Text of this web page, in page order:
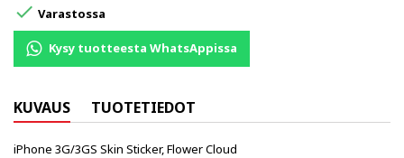
 Varastossa
Kysy tuotteesta WhatsAppissa
KUVAUS TUOTETIEDOT
iPhone 3G/3GS Skin Sticker, Flower Cloud